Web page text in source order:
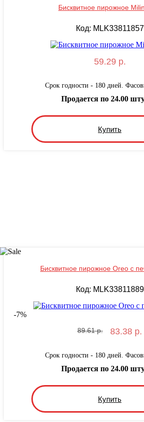
Бисквитное пирожное
Код: MLK33811857
59.29 р.
Срок годности - 180 дней.
Купить
Продается по 24.00
Бисквитное пирожное Oreo с
Код: MLK33811889
-7%
89.61 р. 83.38 р.
Срок годности - 180 дней.
Купить
Продается по 24.00